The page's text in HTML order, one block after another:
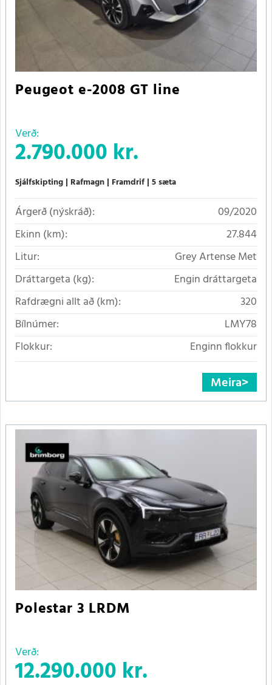
Peugeot e-2008 GT line
Verð:
2.790.000 kr.
Sjálfskipting Rafmagn Framdrif 5 sæta
Árgerð (nýskráð):
09/2020
Ekinn (km):
27.844
Litur:
Grey Artense Met
Dráttargeta (kg):
Engin dráttargeta
Rafdrægni allt að (km):
320
Bílnúmer:
LMY78
Flokkur:
Enginn flokkur
Meira
Polestar 3 LRDM
Verð:
12.290.000 kr.